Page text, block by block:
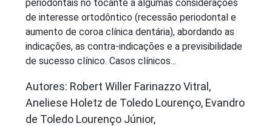
periodontais no tocante a algumas considerações
de interesse ortodôntico (recessão periodontal e
aumento de coroa clínica dentária), abordando as
indicações, as contra-indicações e a previsibilidade
de sucesso clínico. Casos clínicos...
Autores: Robert Willer Farinazzo Vitral,
Aneliese Holetz de Toledo Lourenço, Evandro
de Toledo Lourenço Júnior,